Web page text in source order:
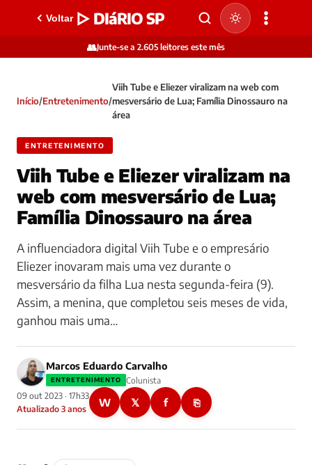
Voltar ▷ DIáRIO SP
👥Junte-se a 2.605 leitores este mês
Início/Entretenimento/
Viih Tube e Eliezer viralizam na web com
mesversário de Lua; Família Dinossauro na
área
ENTRETENIMENTO
Viih Tube e Eliezer viralizam na
web com mesversário de Lua;
Família Dinossauro na área
A influenciadora digital Viih Tube e o empresário
Eliezer inovaram mais uma vez durante o
mesversário da filha Lua nesta segunda-feira (9).
Assim, a menina, que completou seis meses de vida,
ganhou mais uma…
Marcos Eduardo Carvalho
ENTRETENIMENTO
Colunista
09 out 2023 · 17h33
Atualizado 3 anos
W 𝕏 f ⎘